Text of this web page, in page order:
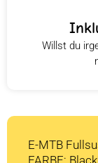
Willst du
E-MTB
FARBE: